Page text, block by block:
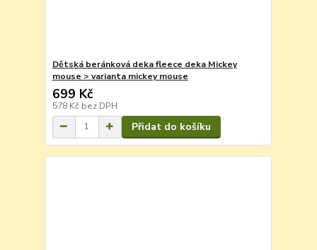
Dětská beránková deka fleece deka Mickey
mouse > varianta mickey mouse
699 Kč
578 Kč bez DPH
Přidat do košíku